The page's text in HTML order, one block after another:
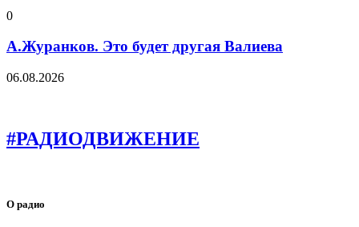
0
А.Журанков. Это будет другая Валиева
06.08.2026
#РАДИОДВИЖЕНИЕ
О радио